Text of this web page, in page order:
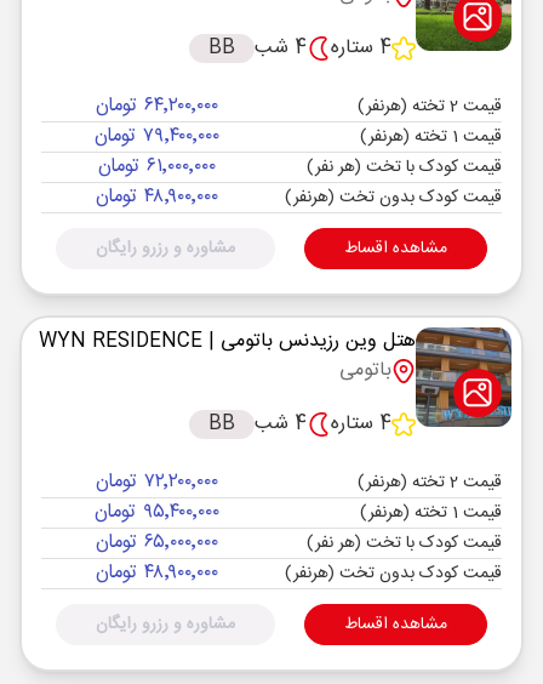
4 ستاره
4 شب BB
قیمت 2 تخته (هرنفر) ۶۴٬۲۰۰٬۰۰۰ تومان
قیمت 1 تخته (هرنفر) ۷۹٬۴۰۰٬۰۰۰ تومان
قیمت کودک با تخت (هر نفر) ۶۱٬۰۰۰٬۰۰۰ تومان
قیمت کودک بدون تخت (هرنفر) ۴۸٬۹۰۰٬۰۰۰ تومان
مشاهده اقساط مشاوره و رزرو رایگان
هتل وین رزیدنس باتومی | WYN RESIDENCE
باتومی
4 ستاره
4 شب BB
قیمت 2 تخته (هرنفر) ۷۲٬۲۰۰٬۰۰۰ تومان
قیمت 1 تخته (هرنفر) ۹۵٬۴۰۰٬۰۰۰ تومان
قیمت کودک با تخت (هر نفر) ۶۵٬۰۰۰٬۰۰۰ تومان
قیمت کودک بدون تخت (هرنفر) ۴۸٬۹۰۰٬۰۰۰ تومان
مشاهده اقساط مشاوره و رزرو رایگان